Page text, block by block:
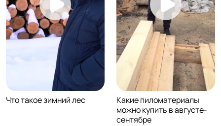
Что такое зимний лес
Какие пиломатериалы
можно купить в августе-
сентябре